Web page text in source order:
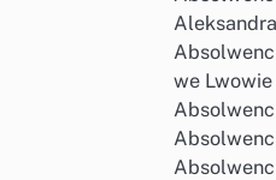
we Lwowie